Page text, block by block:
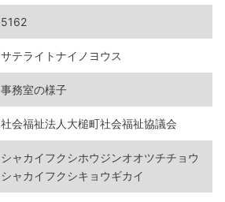
5162
サテライトナイノヨウス
事務室の様子
社会福祉法人大槌町社会福祉協議会
シャカイフクシホウジンオオツチチョウ
シャカイフクシキョウギカイ